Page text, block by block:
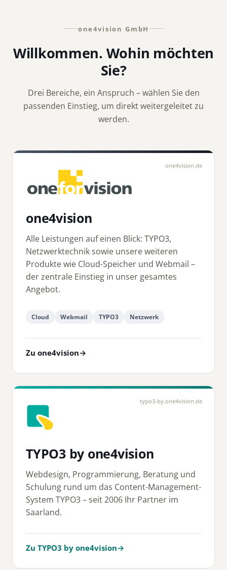
one4vision GmbH
Willkommen. Wohin möchten
Sie?
Drei Bereiche, ein Anspruch – wählen Sie den
passenden Einstieg, um direkt weitergeleitet zu
werden.
one4vision.de
one4vision
Alle Leistungen auf einen Blick: TYPO3,
Netzwerktechnik sowie unsere weiteren
Produkte wie Cloud-Speicher und Webmail –
der zentrale Einstieg in unser gesamtes
Angebot.
Cloud Webmail TYPO3 Netzwerk
Zu one4vision→
typo3-by.one4vision.de
TYPO3 by one4vision
Webdesign, Programmierung, Beratung und
Schulung rund um das Content-Management-
System TYPO3 – seit 2006 Ihr Partner im
Saarland.
Zu TYPO3 by one4vision→